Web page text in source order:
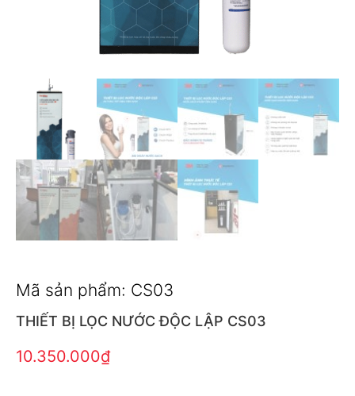
Mã sản phẩm: CS03
THIẾT BỊ LỌC NƯỚC ĐỘC LẬP CS03
10.350.000₫